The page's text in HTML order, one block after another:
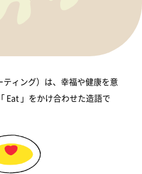
ィング）は、幸福や健康を意
Eat 」をかけ合わせた造語で